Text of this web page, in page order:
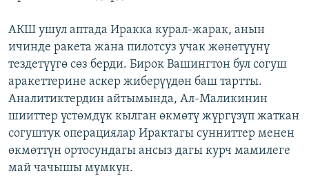
АКШ ушул аптада Иракка курал-жарак, анын
ичинде ракета жана пилотсуз учак жөнөтүүнү
тездетүүгө сөз берди. Бирок Вашингтон бул согуш
аракеттерине аскер жиберүүдөн баш тартты.
Аналитиктердин айтымында, Ал-Маликинин
шииттер үстөмдүк кылган өкмөтү жүргүзүп жаткан
согуштук операциялар Ирактагы сунниттер менен
өкмөттүн ортосундагы ансыз дагы курч мамилеге
май чачышы мүмкүн.